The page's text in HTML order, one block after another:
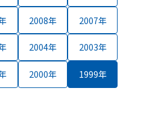
2008 2007
2004 2003
2000 1999